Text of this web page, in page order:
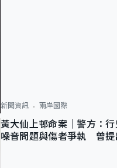
新聞資訊 兩岸國際
黃大仙上邨命案｜警方：
噪音問題與傷者爭執 曾提